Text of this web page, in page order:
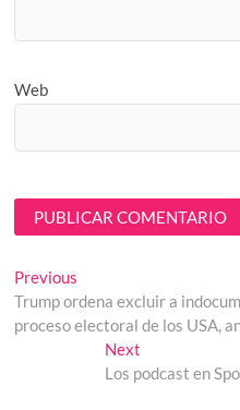
Web
Navegación
de
entradas
Previous
post:
Trump ordena excluir a
proceso electoral de los USA,
NextNext
post:
Los podcast en